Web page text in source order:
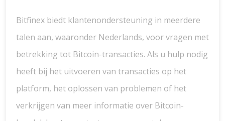
Bitfinex biedt klantenondersteuning in meerdere
talen aan, waaronder Nederlands, voor vragen met
betrekking tot Bitcoin-transacties. Als u hulp nodig
heeft bij het uitvoeren van transacties op het
platform, het oplossen van problemen of het
verkrijgen van meer informatie over Bitcoin-